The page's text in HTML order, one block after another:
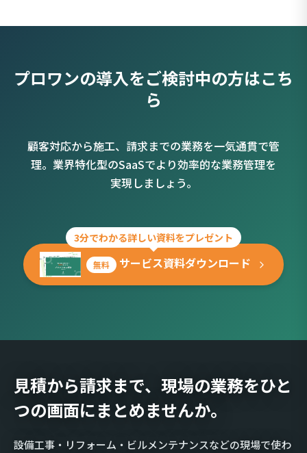
プロワンの導入をご検討中の方はこち
ら
顧客対応から施工、請求までの業務を一気通貫で管
理。業界特化型のSaaSでより効率的な業務管理を
実現しましょう。
3分でわかる詳しい資料をプレゼント
無料 サービス資料ダウンロード
見積から請求まで、現場の業務をひと
つの画面にまとめませんか。
設備工事・リフォーム・ビルメンテナンスなどの現場で使わ